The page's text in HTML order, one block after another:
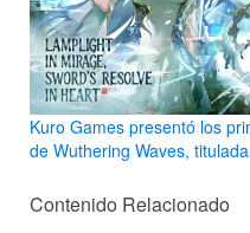
Kuro Games presentó los
de Wuthering Waves,
Contenido Relacionado